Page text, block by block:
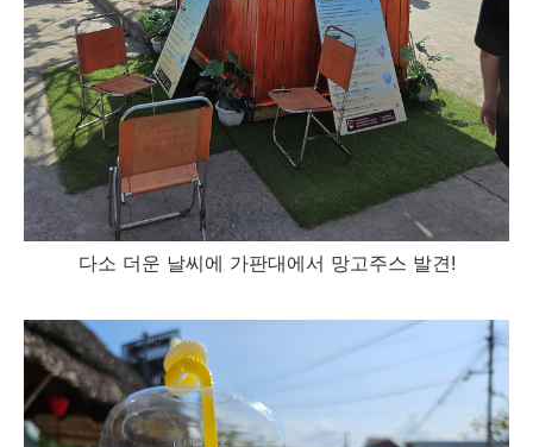
다소 더운 날씨에 가판대에서 망고주스 발견!